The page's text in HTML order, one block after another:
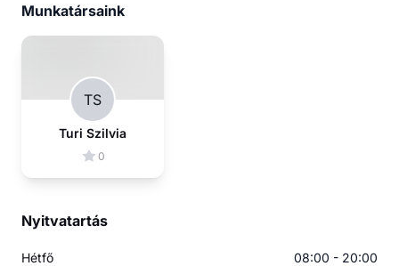
Munkatársaink
TS
Turi Szilvia
0
Nyitvatartás
Hétfő
08:00 - 20:00